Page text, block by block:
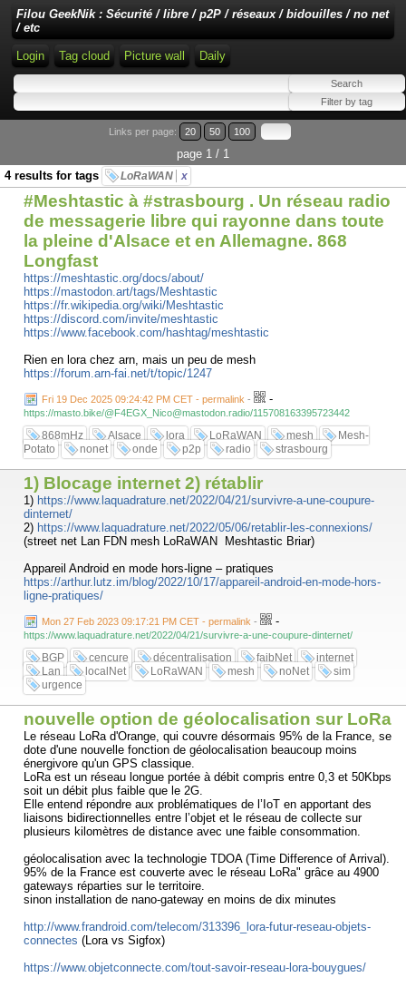
Filou GeekNik : Sécurité / libre / p2P / réseaux / bidouilles / no net
/ etc
Login Tag cloud Picture wall Daily
Links per page: 20 50 100
page 1 / 1
4 results for tags
LoRaWAN x
#Meshtastic à #strasbourg . Un réseau radio
de messagerie libre qui rayonne dans toute
la pleine d'Alsace et en Allemagne. 868
Longfast
https://meshtastic.org/docs/about/
https://mastodon.art/tags/Meshtastic
https://fr.wikipedia.org/wiki/Meshtastic
https://discord.com/invite/meshtastic
https://www.facebook.com/hashtag/meshtastic
Rien en lora chez arn, mais un peu de mesh
https://forum.arn-fai.net/t/topic/1247
Fri 19 Dec 2025 09:24:42 PM CET - permalink - -
https://masto.bike/@F4EGX_Nico@mastodon.radio/115708163395723442
868mHz Alsace lora LoRaWAN mesh
Mesh-
Potato
nonet onde p2p radio strasbourg
1) Blocage internet 2) rétablir
1) https://www.laquadrature.net/2022/04/21/survivre-a-une-coupure-
dinternet/
2) https://www.laquadrature.net/2022/05/06/retablir-les-connexions/
(street net Lan FDN mesh LoRaWAN Meshtastic Briar)
Appareil Android en mode hors-ligne – pratiques
https://arthur.lutz.im/blog/2022/10/17/appareil-android-en-mode-hors-
ligne-pratiques/
Mon 27 Feb 2023 09:17:21 PM CET - permalink - -
https://www.laquadrature.net/2022/04/21/survivre-a-une-coupure-dinternet/
BGP cencure décentralisation faibNet
internet
Lan
localNet LoRaWAN mesh noNet
sim
urgence
nouvelle option de géolocalisation sur LoRa
Le réseau LoRa d'Orange, qui couvre désormais 95% de la France, se
dote d'une nouvelle fonction de géolocalisation beaucoup moins
énergivore qu'un GPS classique.
LoRa est un réseau longue portée à débit compris entre 0,3 et 50Kbps
soit un débit plus faible que le 2G.
Elle entend répondre aux problématiques de l’IoT en apportant des
liaisons bidirectionnelles entre l’objet et le réseau de collecte sur
plusieurs kilomètres de distance avec une faible consommation.
géolocalisation avec la technologie TDOA (Time Difference of Arrival).
95% de la France est couverte avec le réseau LoRa" grâce au 4900
gateways réparties sur le territoire.
sinon installation de nano-gateway en moins de dix minutes
http://www.frandroid.com/telecom/313396_lora-futur-reseau-objets-
connectes (Lora vs Sigfox)
https://www.objetconnecte.com/tout-savoir-reseau-lora-bouygues/